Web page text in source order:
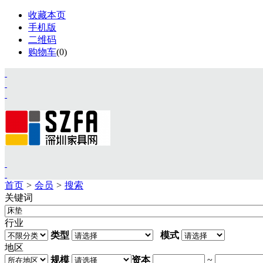
收藏本页
手机版
二维码
购物车(0)
首页
资讯
展会
视频
首页 > 会员 > 搜索
关键词
行业
类型
模式
地区
规模
资本 ~